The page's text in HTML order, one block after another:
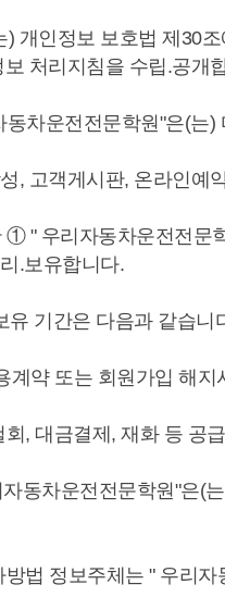
개인정보 보호법 제30
처리지침을 수립.공개
차운전전문학원"은(
, 고객게시판, 온라인예
" 우리자동차운전전문
.보유합니다.
기간은 다음과 같습니
계약 또는 회원가입 해
, 대금결제, 재화 등 공
동차운전전문학원"은(
법 정보주체는 " 우리